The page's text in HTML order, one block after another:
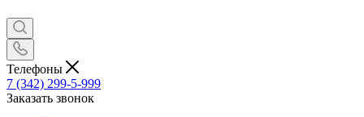
Телефоны
7 (342) 299-5-999
Заказать звонок